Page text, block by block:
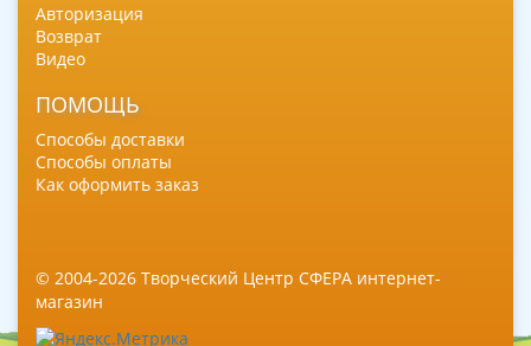
Авторизация
Возврат
Видео
ПОМОЩЬ
Способы доставки
Способы оплаты
Как оформить заказ
© 2004-2026 Творческий Центр СФЕРА интернет-
магазин